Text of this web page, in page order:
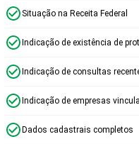
Situação na Receita Federal
Indicação de existência de
Indicação de consultas
Indicação de empresas
Dados cadastrais completos